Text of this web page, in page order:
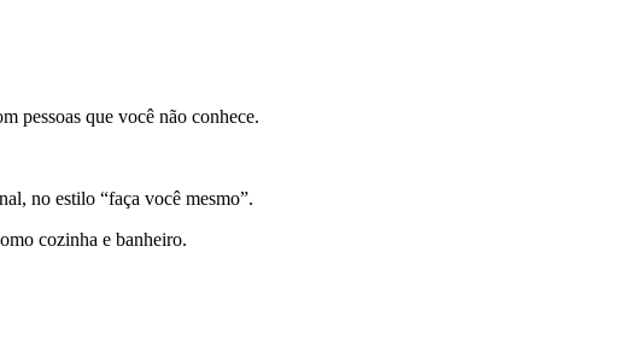
pessoas que você não conhece.
no estilo “faça você mesmo”.
cozinha e banheiro.